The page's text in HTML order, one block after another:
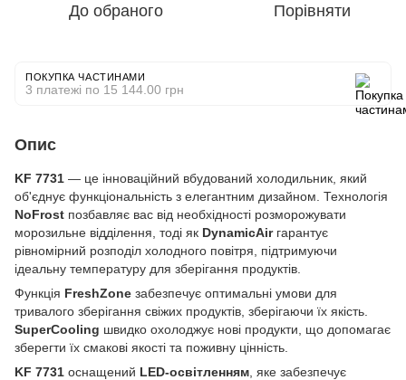
До обраного Порівняти
ПОКУПКА ЧАСТИНАМИ
3 платежі по 15 144.00 грн
Опис
KF 7731 — це інноваційний вбудований холодильник, який
об'єднує функціональність з елегантним дизайном. Технологія
NoFrost позбавляє вас від необхідності розморожувати
морозильне відділення, тоді як DynamicAirгарантує
рівномірний розподіл холодного повітря, підтримуючи
ідеальну температуру для зберігання продуктів.
Функція FreshZone забезпечує оптимальні умови для
тривалого зберігання свіжих продуктів, зберігаючи їх якість.
SuperCooling швидко охолоджує нові продукти, що допомагає
зберегти їх смакові якості та поживну цінність.
KF 7731 оснащений LED-освітленням , яке забезпечує